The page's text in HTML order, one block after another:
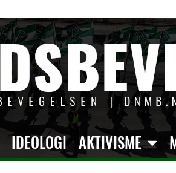
IDEOLOGI AKTIVISME